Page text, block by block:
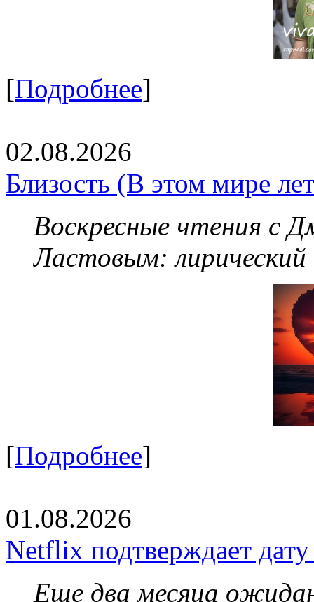
[Подробнее]
02.08.2026
Близость (В этом мире
Воскресные чтения с
Ластовым:
[Подробнее]
01.08.2026
Netflix подтверждает
Еще два месяца